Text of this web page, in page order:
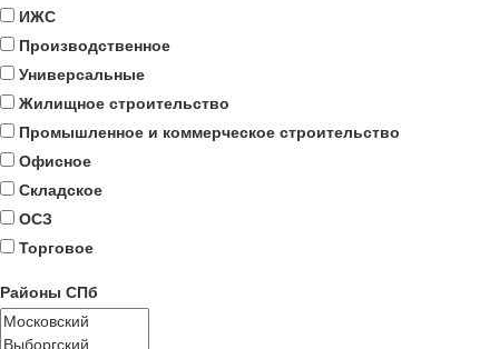
ИЖС
Производственное
Универсальные
Жилищное строительство
Промышленное и коммерческое строительство
Офисное
Складское
ОСЗ
Торговое
Районы СПб